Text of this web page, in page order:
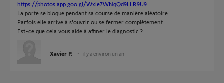
https://photos.app.goo.gl/Wxie7WNqQd9LLR9U9
La porte se bloque pendant sa course de manière aléatoire.
Parfois elle arrive à s'ouvrir ou se fermer complètement.
Est-ce que cela vous aide à affiner le diagnostic ?
Xavier P. il y a environ un an